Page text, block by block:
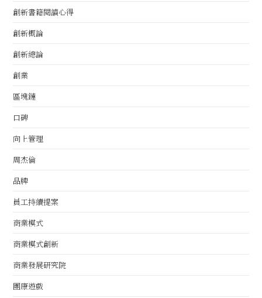
創新書籍閱讀心得
創新概論
創新總論
創業
區塊鏈
口碑
向上管理
周杰倫
品牌
員工持續提案
商業模式
商業模式創新
商業發展研究院
團康遊戲